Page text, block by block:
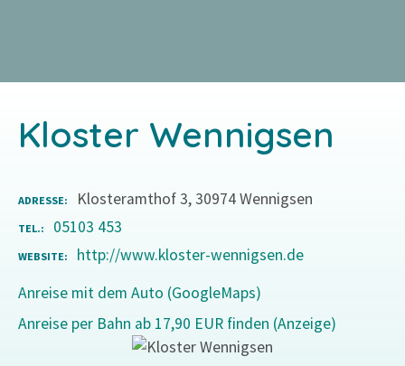
I
Kloster Wennigsen
ADRESSE Klosteramthof 3, 30974 Wennigsen
TEL. 05103 453
WEBSITE
http://www.kloster-wennigsen.de
Anreise mit dem Auto (GoogleMaps)
Anreise per Bahn ab 17,90 EUR finden (Anzeige)